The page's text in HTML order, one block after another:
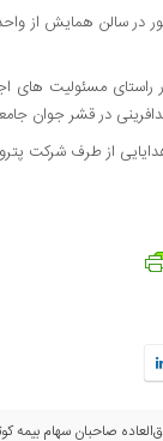
سالن همایش از
مسئولیت های
در قشر جوان
از طرف شرکت
صاحبان سهام بیمه